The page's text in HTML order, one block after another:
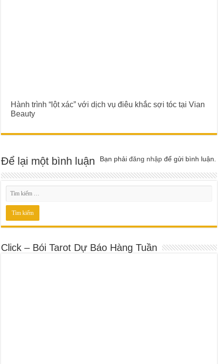
Hành trình “lột xác” với dịch vụ điêu khắc sợi tóc tại Vian
Beauty
Để lại một bình luận Bạn phảiđăng nhập để gửi bình luận.
Click – Bói Tarot Dự Báo Hàng Tuần